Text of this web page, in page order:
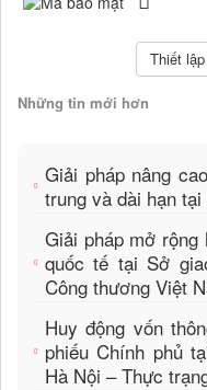
Những tin mới hơn
Giải pháp nâng
trung và dài hạn
Giải pháp mở rộng
quốc tế tại Sở
Công thương Việt
Huy động vốn
phiếu Chính phủ
Hà Nội – Thực